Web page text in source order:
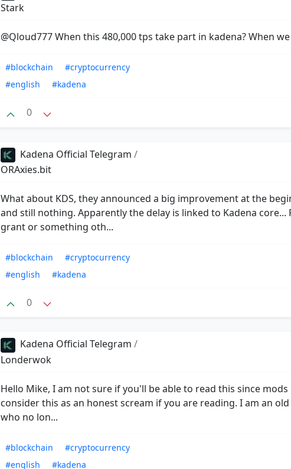
Stark
@Qloud777 When this 480,000 tps take part in kadena? When
#blockchain
#cryptocurrency
#english
#kadena
0
Kadena Official Telegram /
ORAxies.bit
What about KDS, they announced a big improvement at the
and still nothing. Apparently the delay is linked to Kadena core...
grant or something oth...
#blockchain
#cryptocurrency
#english
#kadena
0
Kadena Official Telegram /
Londerwok
Hello Mike, I am not sure if you'll be able to read this since
consider this as an honest scream if you are reading. I am an
who no lon...
#blockchain
#cryptocurrency
#english
#kadena